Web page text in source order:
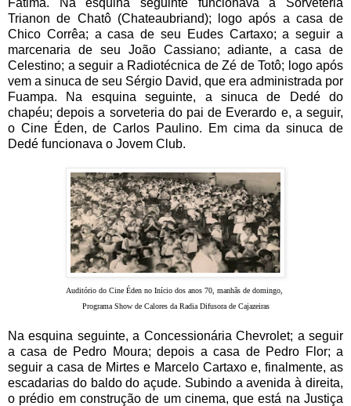
Trianon de Chatô (Chateaubriand); logo após a casa de
Chico Corrêa; a casa de seu Eudes Cartaxo; a seguir a
marcenaria de seu João Cassiano; adiante, a casa de
Celestino; a seguir a Radiotécnica de Zé de Totô; logo após
vem a sinuca de seu Sérgio David, que era administrada por
Fuampa. Na esquina seguinte, a sinuca de Dedé do
chapéu; depois a sorveteria do pai de Everardo e, a seguir,
o Cine Éden, de Carlos Paulino. Em cima da sinuca de
Dedé funcionava o Jovem Club.
Auditório do Cine Éden no Início dos anos 70, manhãs de domingo,
Programa Show de Calores da Radia Difusora de Cajazeiras
Na esquina seguinte, a Concessionária Chevrolet; a seguir
a casa de Pedro Moura; depois a casa de Pedro Flor; a
seguir a casa de Mirtes e Marcelo Cartaxo e, finalmente, as
escadarias do baldo do açude. Subindo a avenida à direita,
o prédio em construção de um cinema, que está na Justiça